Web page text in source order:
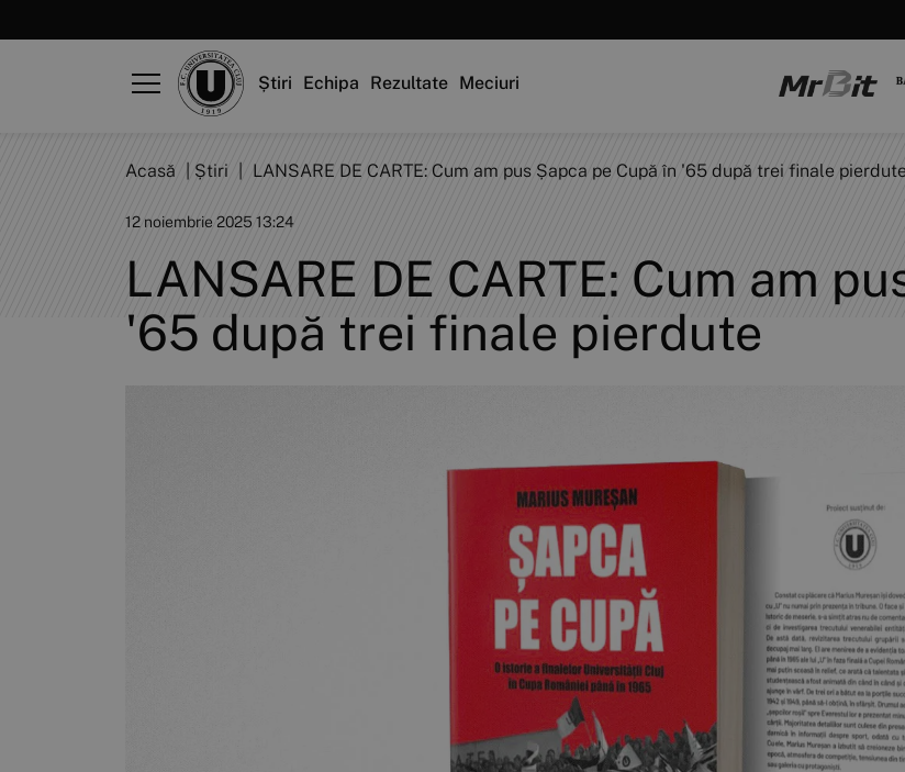
Știri Echipa Rezultate Meciuri
Acasă Știri LANSARE DE CARTE: Cum am pus Șapca pe Cupă în '65 după trei finale pierdute
12 noiembrie 2025 13:24
LANSARE DE CARTE: Cum am
'65 după trei finale pierdute